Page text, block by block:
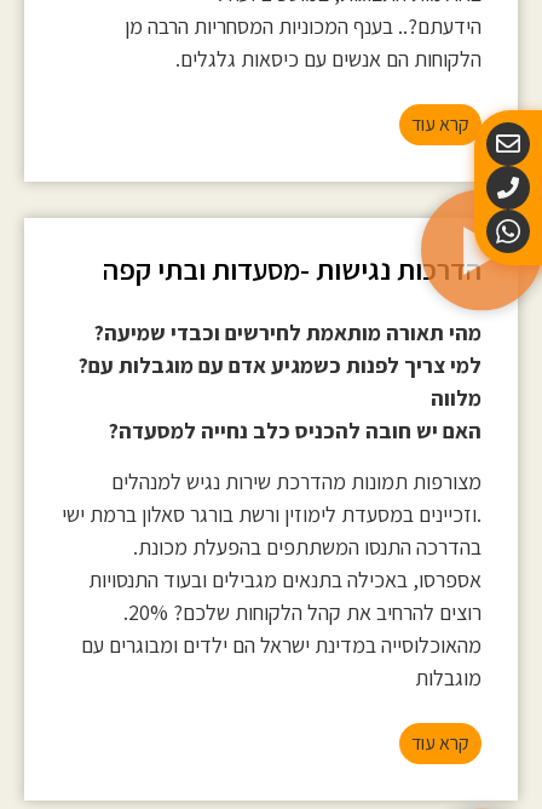
הידעתם?.. בענף המכוניות המסחריות הרבה מן
הלקוחות הם אנשים עם כיסאות גלגלים.
קרא עוד
הדרכות נגישות -מסעדות ובתי קפה
?מהי תאורה מותאמת לחירשים וכבדי שמיעה
?למי צריך לפנות כשמגיע אדם עם מוגבלות עם
מלווה
?האם יש חובה להכניס כלב נחייה למסעדה
מצורפות תמונות מהדרכת שירות נגיש למנהלים
וזכיינים במסעדת לימוזין ורשת בורגר סאלון ברמת ישי.
.בהדרכה התנסו המשתתפים בהפעלת מכונת
אספרסו, באכילה בתנאים מגבילים ובעוד התנסויות
.רוצים להרחיב את קהל הלקוחות שלכם? 20%
מהאוכלוסייה במדינת ישראל הם ילדים ומבוגרים עם
מוגבלות
קרא עוד